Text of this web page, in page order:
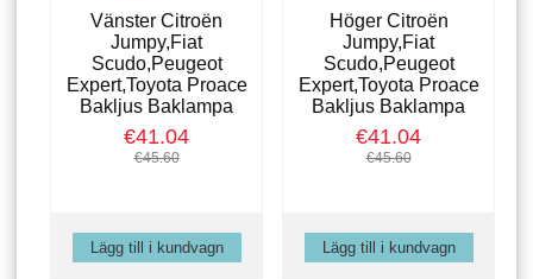
Vänster Citroën
Jumpy,Fiat
Scudo,Peugeot
Expert,Toyota Proace
Bakljus Baklampa
€41.04
€45.60
Höger Citroën
Jumpy,Fiat
Scudo,Peugeot
Expert,Toyota Proace
Bakljus Baklampa
€41.04
€45.60